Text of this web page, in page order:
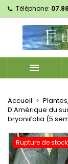
Téléphone:

Accueil
D'Amérique du
bryoniifolia (5
Rupture de stock
Mes
add_circle_outline Créer
Créer
Nom de la
Vous devez
à votre liste